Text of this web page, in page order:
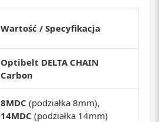
Wartość / Specyfikacja
Optibelt DELTA CHAIN
Carbon
8MDC (podziałka 8mm),
14MDC (podziałka 14mm)